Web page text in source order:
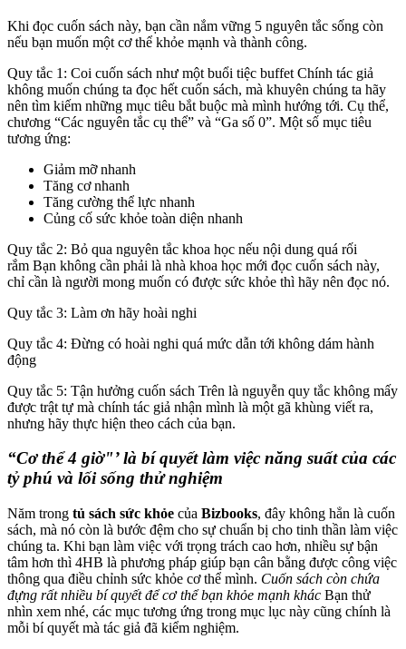
Khi đọc cuốn sách này, bạn cần nắm vững 5 nguyên tắc sống còn
nếu bạn muốn một cơ thể khỏe mạnh và thành công.
Quy tắc 1: Coi cuốn sách như một buổi tiệc buffet Chính tác giả
không muốn chúng ta đọc hết cuốn sách, mà khuyên chúng ta hãy
nên tìm kiếm những mục tiêu bắt buộc mà mình hướng tới. Cụ thể,
chương “Các nguyên tắc cụ thể” và “Ga số 0”. Một số mục tiêu
tương ứng:
Giảm mỡ nhanh
Tăng cơ nhanh
Tăng cường thể lực nhanh
Củng cố sức khỏe toàn diện nhanh
Quy tắc 2: Bỏ qua nguyên tắc khoa học nếu nội dung quá rối
rắm Bạn không cần phải là nhà khoa học mới đọc cuốn sách này,
chỉ cần là người mong muốn có được sức khỏe thì hãy nên đọc nó.
Quy tắc 3: Làm ơn hãy hoài nghi
Quy tắc 4: Đừng có hoài nghi quá mức dẫn tới không dám hành
động
Quy tắc 5: Tận hưởng cuốn sách Trên là nguyễn quy tắc không mấy
được trật tự mà chính tác giả nhận mình là một gã khùng viết ra,
nhưng hãy thực hiện theo cách của bạn.
“Cơ thể 4 giờ"’ là bí quyết làm việc năng suất của các
tỷ phú và lối sống thử nghiệm
Năm trong tủ sách sức khỏe của Bizbooks, đây không hẳn là cuốn
sách, mà nó còn là bước đệm cho sự chuẩn bị cho tinh thần làm việc
chúng ta. Khi bạn làm việc với trọng trách cao hơn, nhiều sự bận
tâm hơn thì 4HB là phương pháp giúp bạn cân bằng được công việc
thông qua điều chỉnh sức khỏe cơ thể mình. Cuốn sách còn chứa
đựng rất nhiều bí quyết để cơ thể bạn khỏe mạnh khác Bạn thử
nhìn xem nhé, các mục tương ứng trong mục lục này cũng chính là
mỗi bí quyết mà tác giả đã kiểm nghiệm.